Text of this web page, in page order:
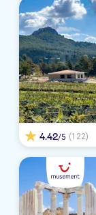
Kaya Palazzo
Gloria
Paloma Grida
Maxx Royal
Crystal
Spice Hotel Spa
4.42/5 (122)